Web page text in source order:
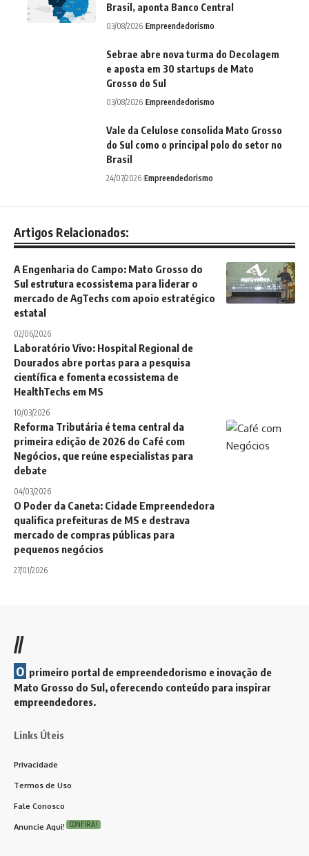
Brasil, aponta Banco Central
03/08/2026 Empreendedorismo
Sebrae abre nova turma do Decolagem
e aposta em 30 startups de Mato
Grosso do Sul
03/08/2026 Empreendedorismo
Vale da Celulose consolida Mato Grosso
do Sul como o principal polo do setor no
Brasil
24/07/2026 Empreendedorismo
Artigos Relacionados:
A Engenharia do Campo: Mato Grosso do
Sul estrutura ecossistema para liderar o
mercado de AgTechs com apoio estratégico
estatal
02/06/2026
Laboratório Vivo: Hospital Regional de
Dourados abre portas para a pesquisa
científica e fomenta ecossistema de
HealthTechs em MS
10/03/2026
Reforma Tributária é tema central da
primeira edição de 2026 do Café com
Negócios, que reúne especialistas para
debate
04/03/2026
O Poder da Caneta: Cidade Empreendedora
qualifica prefeituras de MS e destrava
mercado de compras públicas para
pequenos negócios
27/01/2026
//
O primeiro portal de empreendedorismo e inovação de
Mato Grosso do Sul, oferecendo conteúdo para inspirar
empreendedores.
Links Úteis
Privacidade
Termos de Uso
Fale Conosco
Anuncie Aqui! CONFIRA!